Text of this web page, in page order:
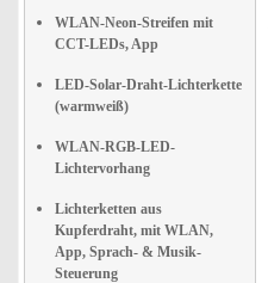
WLAN-Neon-Streifen mit
CCT-LEDs, App
LED-Solar-Draht-Lichterkette
(warmweiß)
WLAN-RGB-LED-
Lichtervorhang
Lichterketten aus
Kupferdraht, mit WLAN,
App, Sprach- & Musik-
Steuerung